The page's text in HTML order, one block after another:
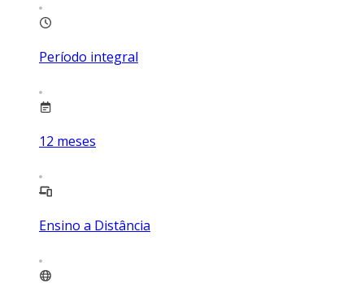
Período integral
12 meses
Ensino a Distância